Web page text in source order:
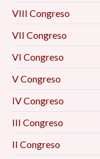
VIII Congreso
VII Congreso
VI Congreso
V Congreso
IV Congreso
III Congreso
II Congreso